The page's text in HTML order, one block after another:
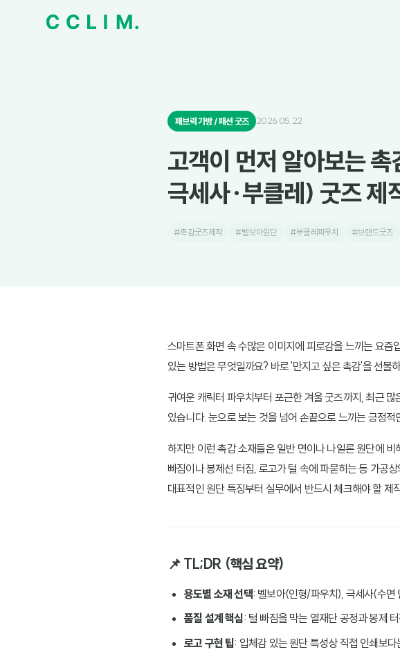
패브릭 가방 / 패션 굿즈 2026.05.22
고객이 먼저 알아보는
극세사·부클레) 굿즈 제
#촉감굿즈제작 #벨보아원단 #부클레파우치 #브랜드굿즈
스마트폰 화면 속 수많은 이미지에 피로감을 느끼는 요
있는 방법은 무엇일까요? 바로 '만지고 싶은 촉감'을 선물
귀여운 캐릭터 파우치부터 포근한 겨울 굿즈까지, 최근
있습니다. 눈으로 보는 것을 넘어 손끝으로 느끼는 긍정
하지만 이런 촉감 소재들은 일반 면이나 나일론 원단에
빠짐이나 봉제선 터짐, 로고가 털 속에 파묻히는 등 가공
대표적인 원단 특징부터 실무에서 반드시 체크해야 할 제
📌 TL;DR (핵심 요약)
용도별 소재 선택: 벨보아(인형/파우치), 극세사(수면
품질 설계 핵심 : 털 빠짐을 막는 열재단 공정과 봉제
로고 구현 팁: 입체감 있는 원단 특성상 직접 인쇄보